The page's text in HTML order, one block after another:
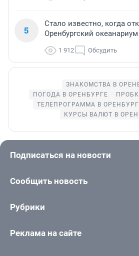
5
Стало известно, когда
Оренбургский океанариум
1 912 Обсудить
ЗНАКОМСТВА В
ПОГОДА В ОРЕНБУРГЕ
ТЕЛЕПРОГРАММА В
КУРСЫ ВАЛЮТ В
Подписаться на новости
Сообщить новость
Рубрики
Реклама на сайте